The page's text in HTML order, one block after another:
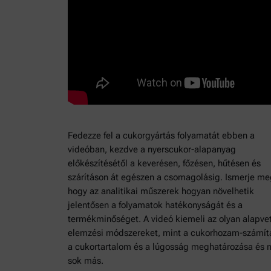
Fedezze fel a cukorgyártás folyamatát ebben a
videóban, kezdve a nyerscukor-alapanyag
előkészítésétől a keverésen, főzésen, hűtésen és
szárításon át egészen a csomagolásig. Ismerje
hogy az analitikai műszerek hogyan növelhetik
jelentősen a folyamatok hatékonyságát és a
termékminőséget. A videó kiemeli az olyan
elemzési módszereket, mint a cukorhozam-
a cukortartalom és a lúgosság meghatározása és
sok más.